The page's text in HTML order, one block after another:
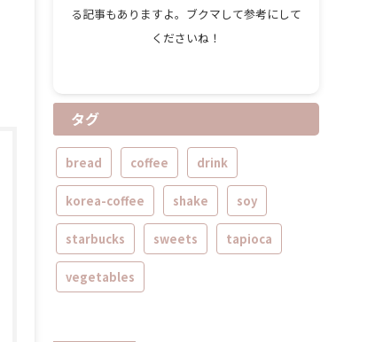
る記事もありますよ。ブクマして参考にして
くださいね！
タグ
bread coffee drink
korea-coffee shake soy
starbucks sweets tapioca
vegetables